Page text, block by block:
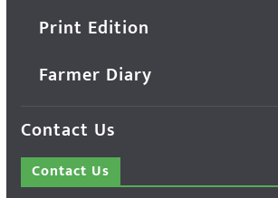
Print Edition
Farmer Diary
Contact Us
Contact Us